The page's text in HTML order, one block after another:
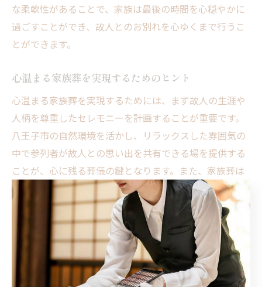
な柔軟性があることで、家族は最後の時間を心穏やかに
過ごすことができ、故人とのお別れを心ゆくまで行うこ
とができます。
心温まる家族葬を実現するためのヒント
心温まる家族葬を実現するためには、まず故人の生涯や
人柄を尊重したセレモニーを計画することが重要です。
八王子市の自然環境を活かし、リラックスした雰囲気の
中で参列者が故人との思い出を共有できる場を提供する
ことが、心に残る葬儀の鍵となります。また、家族葬は
一般的な葬儀よりも参列者が限られるため、故人に対し
て個人的な感謝の言葉を伝えやすくなります。参列者が
安心して心から別れを告げることができるよう、柔軟で
細やかなプランニングを心掛けることが大切です。セレ
モニープランニングでは、喪主様の要望や故人の希望を
最大限に尊重し、温かい家族葬を実現するためのサポー